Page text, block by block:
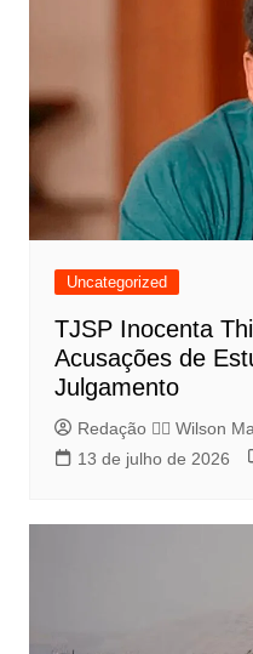
Uncategorized
TJSP Inocenta
Acusações de
Julgamento
Redação 👨‍⚖️​ Wilson
13 de julho de 2026